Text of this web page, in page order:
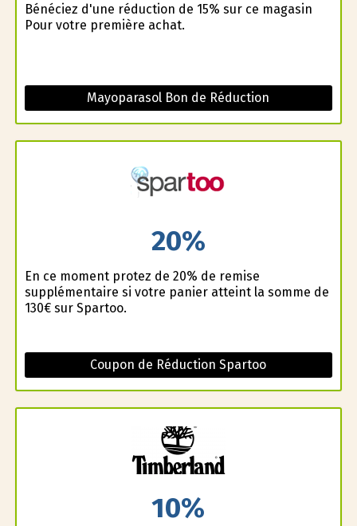
Bénéficiez d'une réduction de 15% sur ce magasin
Pour votre première achat.
Mayoparasol Bon de Réduction
20%
En ce moment profitez de 20% de remise
supplémentaire si votre panier atteint la somme de
130€ sur Spartoo.
Coupon de Réduction Spartoo
10%